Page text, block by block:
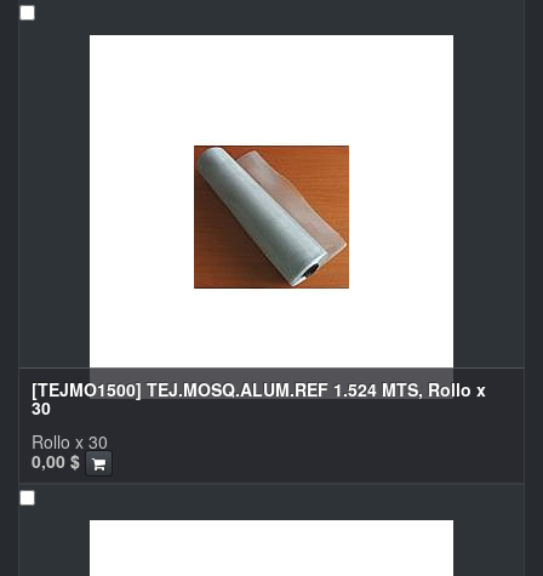
[TEJMO1500] TEJ.MOSQ.ALUM.REF 1.524 MTS, Rollo x
30
0,00 $
Rollo x 30